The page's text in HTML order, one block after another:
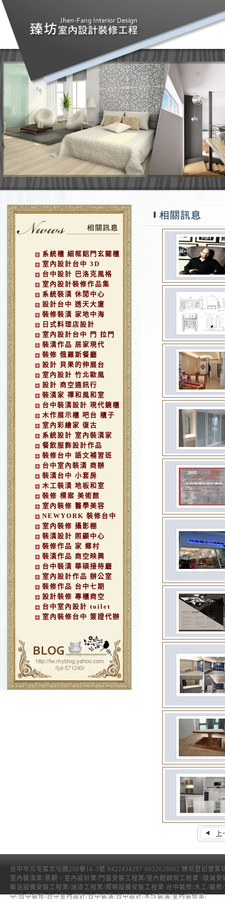
系統櫃 細框鋁門玄關櫃
室內設計台中 3D
台中設計 巴洛克風格
室內設計裝修作品集
系統裝潢 休閒中心
設計台中 透天大廈
裝修裝潢 家地中海
日式料理店設計
室內設計台中 門 拉門
裝潢作品 居家現代
裝修 俄羅斯餐廳
設計 貝果的伸展台
室內設計 竹北歐風
設計 商空通訊行
裝潢家 禪和風和室
台中裝潢設計 現代鏡櫃
木作展示櫃 吧台 櫃子
室內彩繪家 復古
系統設計 室內裝潢家
餐飲服飾設計作品
裝修台中 語文補習班
台中室內裝潢 商辦
裝潢台中 小套房
木工裝潢 地板和室
裝修 標案 美術館
室內裝修 醫學美容
NEWYORK 裝修台中
室內裝修 攝影棚
裝潢設計 照顧中心
裝修作品 家 鄉村
裝潢作品 商空映興
台中裝潢 華碩接待廳
室內設計作品 辦公室
裝修作品 台中七期
設計裝修 專櫃商空
台中室內設計 toilet
室內裝修台中 簽證代辦
台中市北屯區北屯路298巷16-5號 0422434297 0932629662 臻坊登記營業
室內裝潢業/景觀、室內設計業/門窗安裝工程業/室內輕鋼架工程業 /玻璃安
衛浴設備安裝工程業/油漆工程業/照明設備安裝工程業 台中裝修/木工/裝修
中/台中裝修/台中室內設計/台中裝潢/台中設計/木作裝潢/室內裝修業/